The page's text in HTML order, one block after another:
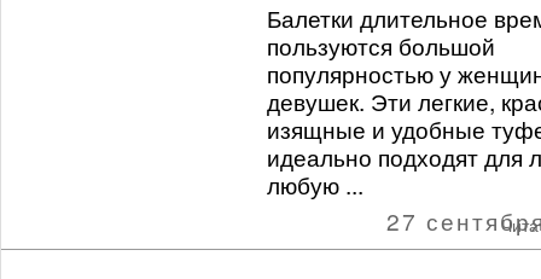
Балетки длительное
пользуются большой
популярностью у
девушек. Эти легкие,
изящные и удобные
идеально подходят для
любую ...
27